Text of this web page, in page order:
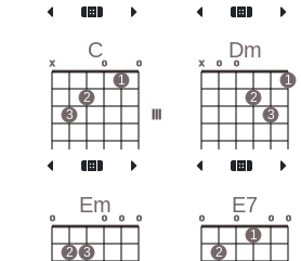
C
x
3
2
o
1
o
Dm
x o o
2
3
1
Em
o
2 3
o o o
E7
o
2
o
1
o o